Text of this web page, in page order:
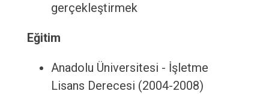
gerçekleştirmek
Eğitim
Anadolu Üniversitesi - İşletme
Lisans Derecesi (2004-2008)